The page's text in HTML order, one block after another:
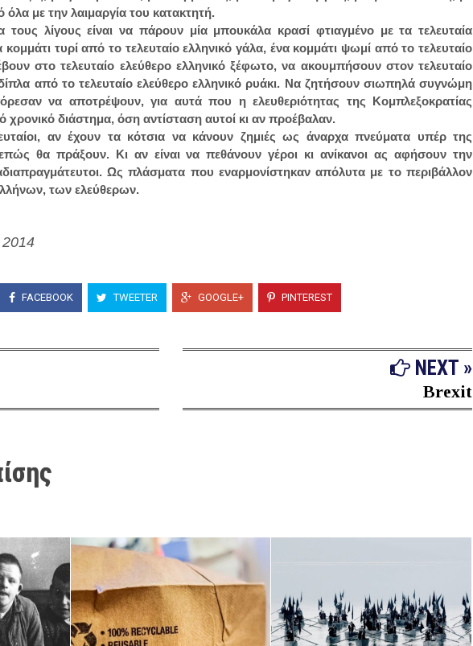
με την λαιμαργία του κατακτητή.
τους λίγους είναι να πάρουν μία μπουκάλα κρασί φτιαγμένο με τα τελευταία
κομμάτι τυρί από το τελευταίο ελληνικό γάλα, ένα κομμάτι ψωμί από το τελευταίο
στο τελευταίο ελεύθερο ελληνικό ξέφωτο, να ακουμπήσουν στον τελευταίο
από το τελευταίο ελεύθερο ελληνικό ρυάκι. Να ζητήσουν σιωπηλά συγνώμη
να αποτρέψουν, για αυτά που η ελευθεριότητας της Κομπλεξοκρατίας
χρονικό διάστημα, όση αντίσταση αυτοί κι αν προέβαλαν.
αν έχουν τα κότσια να κάνουν ζημιές ως άναρχα πνεύματα υπέρ της
θα πράξουν. Κι αν είναι να πεθάνουν γέροι κι ανίκανοι ας αφήσουν την
Ως πλάσματα που εναρμονίστηκαν απόλυτα με το περιβάλλον
των ελεύθερων.
2014
FACEBOOK TWEETER GOOGLE+ PINTEREST
NEXT »
Brexit